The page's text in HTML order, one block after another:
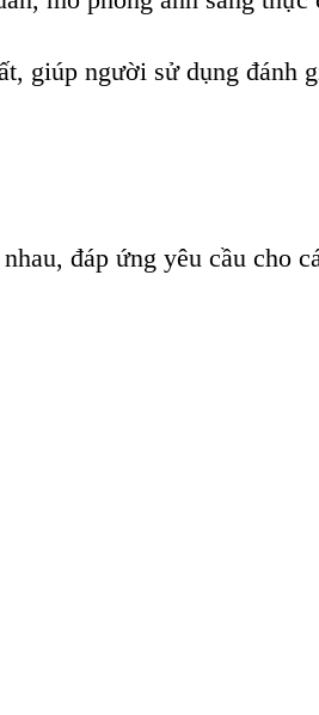
giúp người sử dụng đánh
đáp ứng yêu cầu cho